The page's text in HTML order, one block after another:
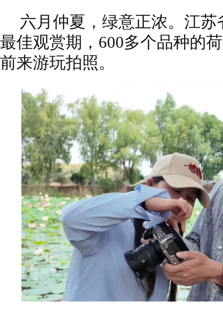
六月仲夏，绿意正浓。江
最佳观赏期，600多个品种的
前来游玩拍照。